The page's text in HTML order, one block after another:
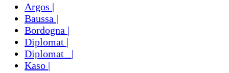
Argos |
Baussa |
Bordogna |
Diplomat |
Diplomat_ |
Kaso |